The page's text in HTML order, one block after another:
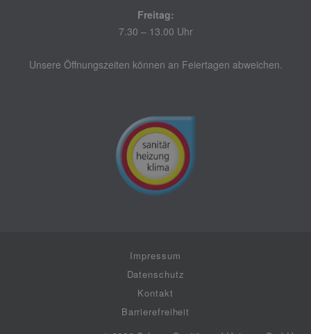
Freitag:
7.30 – 13.00 Uhr
Unsere Öffnungszeiten können an Feiertagen abweichen.
Impressum
Datenschutz
Kontakt
Barrierefreiheit